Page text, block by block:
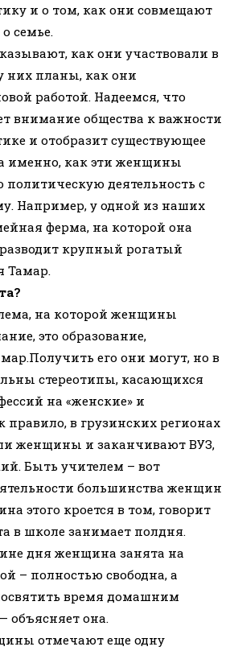
и о том, как они совмещают
семье.
как они участвовали в
них планы, как они
работой. Надеемся, что
внимание общества к важности
и отобразит существующее
именно, как эти женщины
деятельность с
Например, у одной из наших
ферма, на которой она
крупный рогатый
Тамар.
на которой женщины
это образование,
его они могут, но в
стереотипы, касающихся
на «женские» и
правило, в грузинских регионах
женщины и заканчивают ВУЗ,
Быть учителем – вот
большинства женщин
этого кроется в том, говорит
в школе занимает полдня.
дня женщина занята на
– полностью свободна, а
время домашним
объясняет она.
отмечают еще одну